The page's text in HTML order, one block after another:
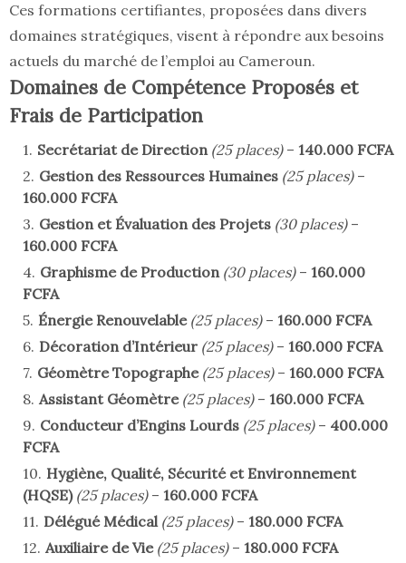
Ces formations certifiantes, proposées dans divers
domaines stratégiques, visent à répondre aux besoins
actuels du marché de l’emploi au Cameroun.
Domaines de Compétence Proposés et
Frais de Participation
Secrétariat de Direction (25 places)– 140.000 FCFA
Gestion des Ressources Humaines (25 places)–
160.000 FCFA
Gestion et Évaluation des Projets (30 places)–
160.000 FCFA
Graphisme de Production (30 places)– 160.000
FCFA
Énergie Renouvelable (25 places)– 160.000 FCFA
Décoration d’Intérieur (25 places)– 160.000 FCFA
Géomètre Topographe (25 places)– 160.000 FCFA
Assistant Géomètre (25 places)– 160.000 FCFA
Conducteur d’Engins Lourds (25 places)– 400.000
FCFA
Hygiène, Qualité, Sécurité et Environnement
(HQSE) (25 places)– 160.000 FCFA
Délégué Médical (25 places)– 180.000 FCFA
Auxiliaire de Vie (25 places)– 180.000 FCFA